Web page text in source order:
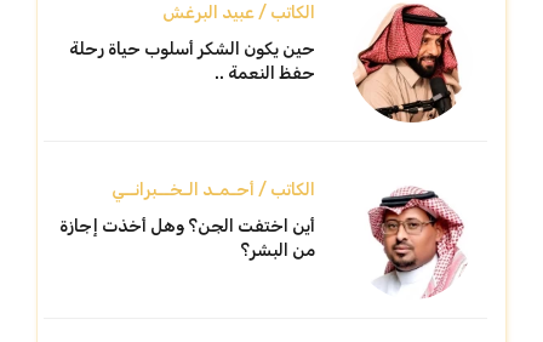
الكاتب / عبيد البرغش
حين يكون الشكر أسلوب حياة رحلة
حفظ النعمة ..
الكاتب / أحـمـد الـخــبرانــي
أين اختفت الجن؟ وهل أخذت إجازة
من البشر؟